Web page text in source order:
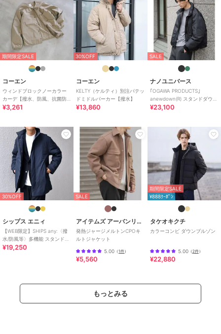
特徴
アウター・ジャケット・コート
ナイロン
ダウン・中綿
撥水／防水加工/フード付き
ビジネス /カジュアル
ダウンジャケット・ダウンコート
（中綿含む）
/撥水／防水加工 フード付き /
ビジネス / カジュアル
期間限定SALE
コーエン
ウィンドブロックノーカラー
カーデ【撥水、防風、抗菌防
臭（中綿）】
¥3,261
30%OFF
コーエン
KELTY（ケルティ）別注パテッ
ドミドルパーカー【撥水】
¥13,860
SALE
ナノユニバース
｢OGAWA PRODUCTS｣
anewdown(R) スタンドダウン
難燃性、撥水
¥23,100
30%OFF
シップス エニィ
【WEB限定】SHIPS any:〈撥
水/防風等〉多機能 スタンドカ
ラー ダウン ミドル コート 2
¥19,250
SALE
アイテムズ アーバンリサーチ
発熱ジャージメルトンCPOキ
ルトジャケット
5.00 （1件）
¥5,560
期間限定SALE
¥888ｸｰﾎﾟﾝ
タケオキクチ
カラーコンビ ダウンブルゾン
5.00（2件）
¥22,880
もっとみる